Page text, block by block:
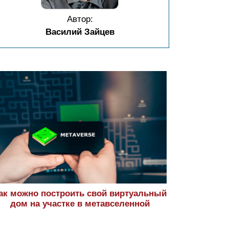
Автор:
Василий Зайцев
можно построить свой виртуальный
дом на участке в метавселенной